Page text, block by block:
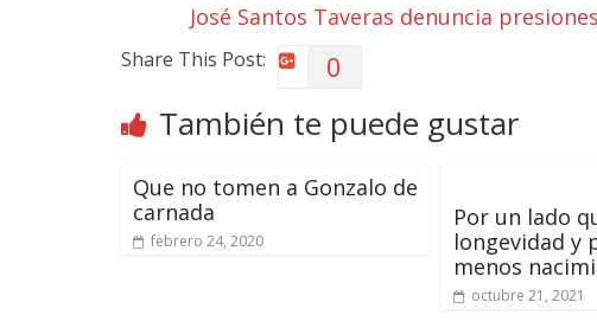
José Santos Taveras denuncia
Share This Post: 0
También te puede gustar
Que no tomen a Gonzalo de
carnada
febrero 24, 2020
Por un lado
longevidad y
menos
octubre 21, 2021